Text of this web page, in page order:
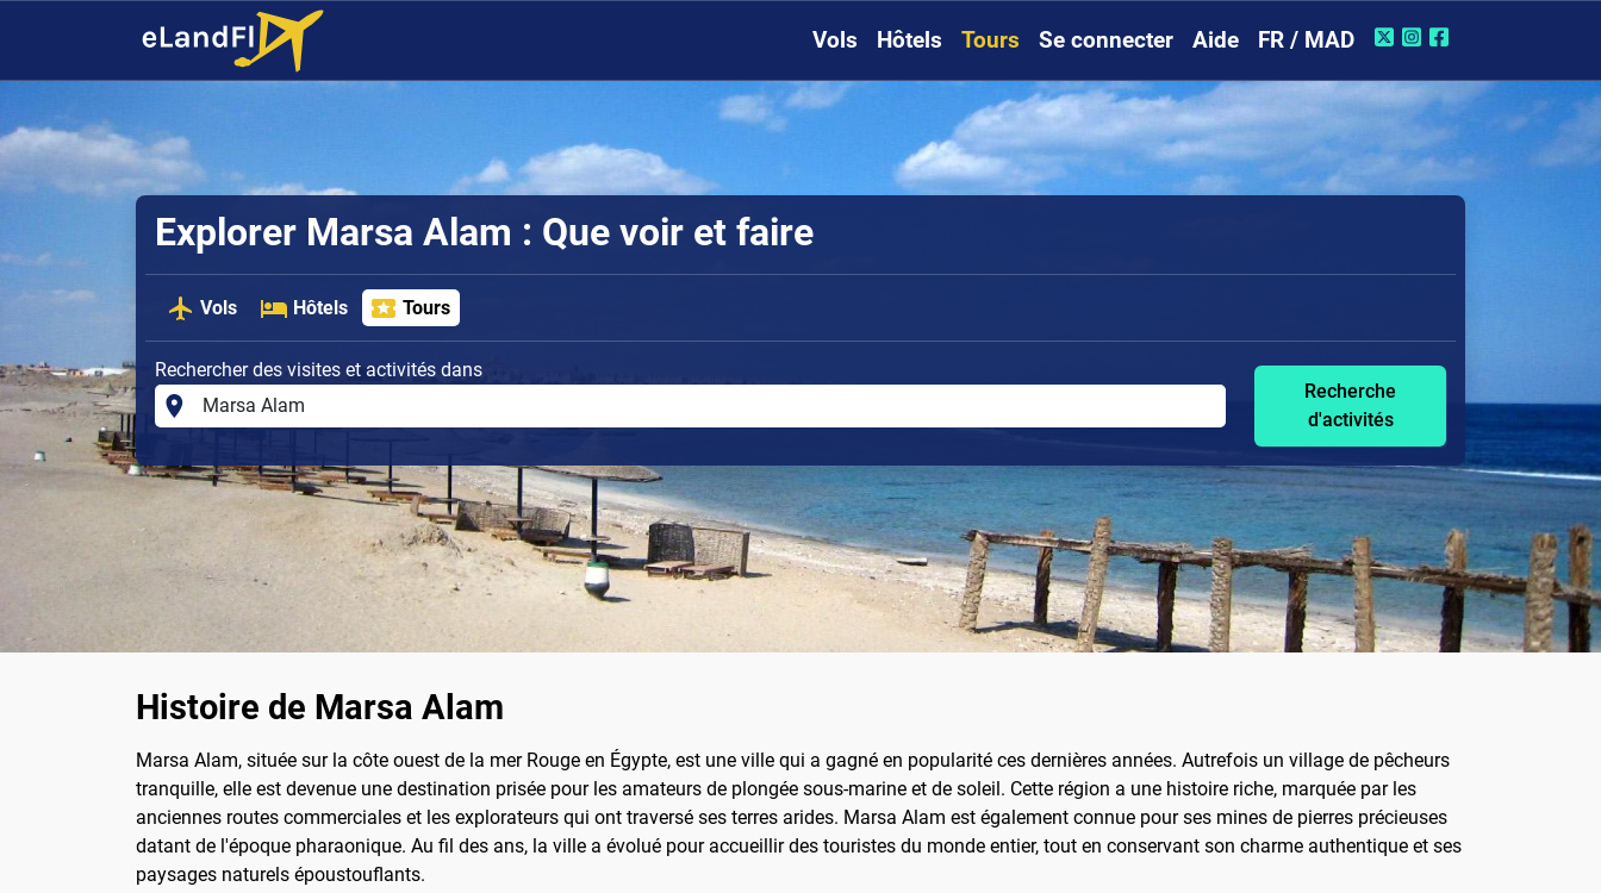
Vols Hôtels Tours Se connecter Aide FR / MAD
Explorer Marsa Alam : Que voir et faire
Vols Hôtels Tours
Rechercher des visites et activités dans
Recherche
d'activités
Histoire de Marsa Alam
Marsa Alam, située sur la côte ouest de la mer Rouge en Égypte, est une ville qui a gagné en popularité ces dernières années. Autrefois un village de pêcheurs
tranquille, elle est devenue une destination prisée pour les amateurs de plongée sous-marine et de soleil. Cette région a une histoire riche, marquée par les
anciennes routes commerciales et les explorateurs qui ont traversé ses terres arides. Marsa Alam est également connue pour ses mines de pierres précieuses
datant de l'époque pharaonique. Au fil des ans, la ville a évolué pour accueillir des touristes du monde entier, tout en conservant son charme authentique et ses
paysages naturels époustouflants.